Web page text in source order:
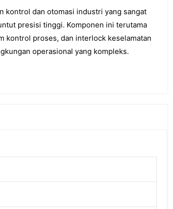
kontrol dan otomasi industri yang sangat
presisi tinggi. Komponen ini terutama
kontrol proses, dan interlock keselamatan
operasional yang kompleks.